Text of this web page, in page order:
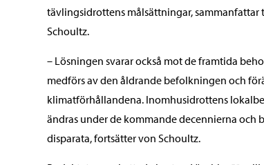
tävlingsidrottens målsättningar, sammanfattar
Schoultz.
– Lösningen svarar också mot de framtida
medförs av den åldrande befolkningen och
klimatförhållandena. Inomhusidrottens
ändras under de kommande decennierna och
disparata, fortsätter von Schoultz.